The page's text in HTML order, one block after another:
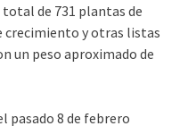
de 731 plantas de
crecimiento y otras listas
un peso aproximado de
pasado 8 de febrero